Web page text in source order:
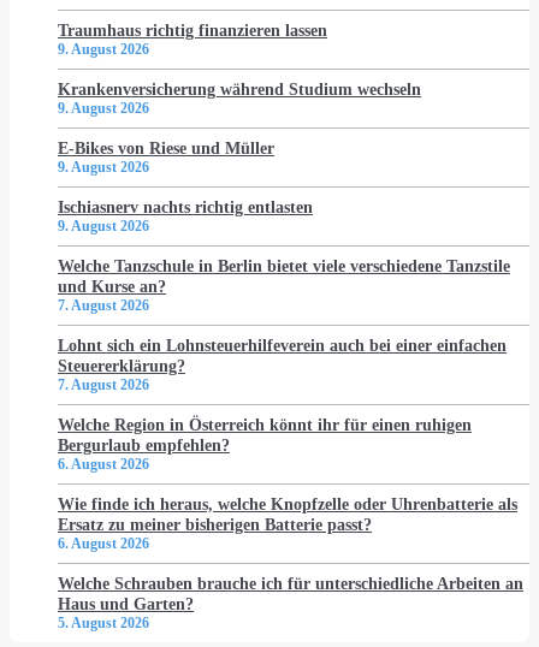
Traumhaus richtig finanzieren lassen
9. August 2026
Krankenversicherung während Studium wechseln
9. August 2026
E-Bikes von Riese und Müller
9. August 2026
Ischiasnerv nachts richtig entlasten
9. August 2026
Welche Tanzschule in Berlin bietet viele verschiedene Tanzstile
und Kurse an?
7. August 2026
Lohnt sich ein Lohnsteuerhilfeverein auch bei einer einfachen
Steuererklärung?
7. August 2026
Welche Region in Österreich könnt ihr für einen ruhigen
Bergurlaub empfehlen?
6. August 2026
Wie finde ich heraus, welche Knopfzelle oder Uhrenbatterie als
Ersatz zu meiner bisherigen Batterie passt?
6. August 2026
Welche Schrauben brauche ich für unterschiedliche Arbeiten an
Haus und Garten?
5. August 2026